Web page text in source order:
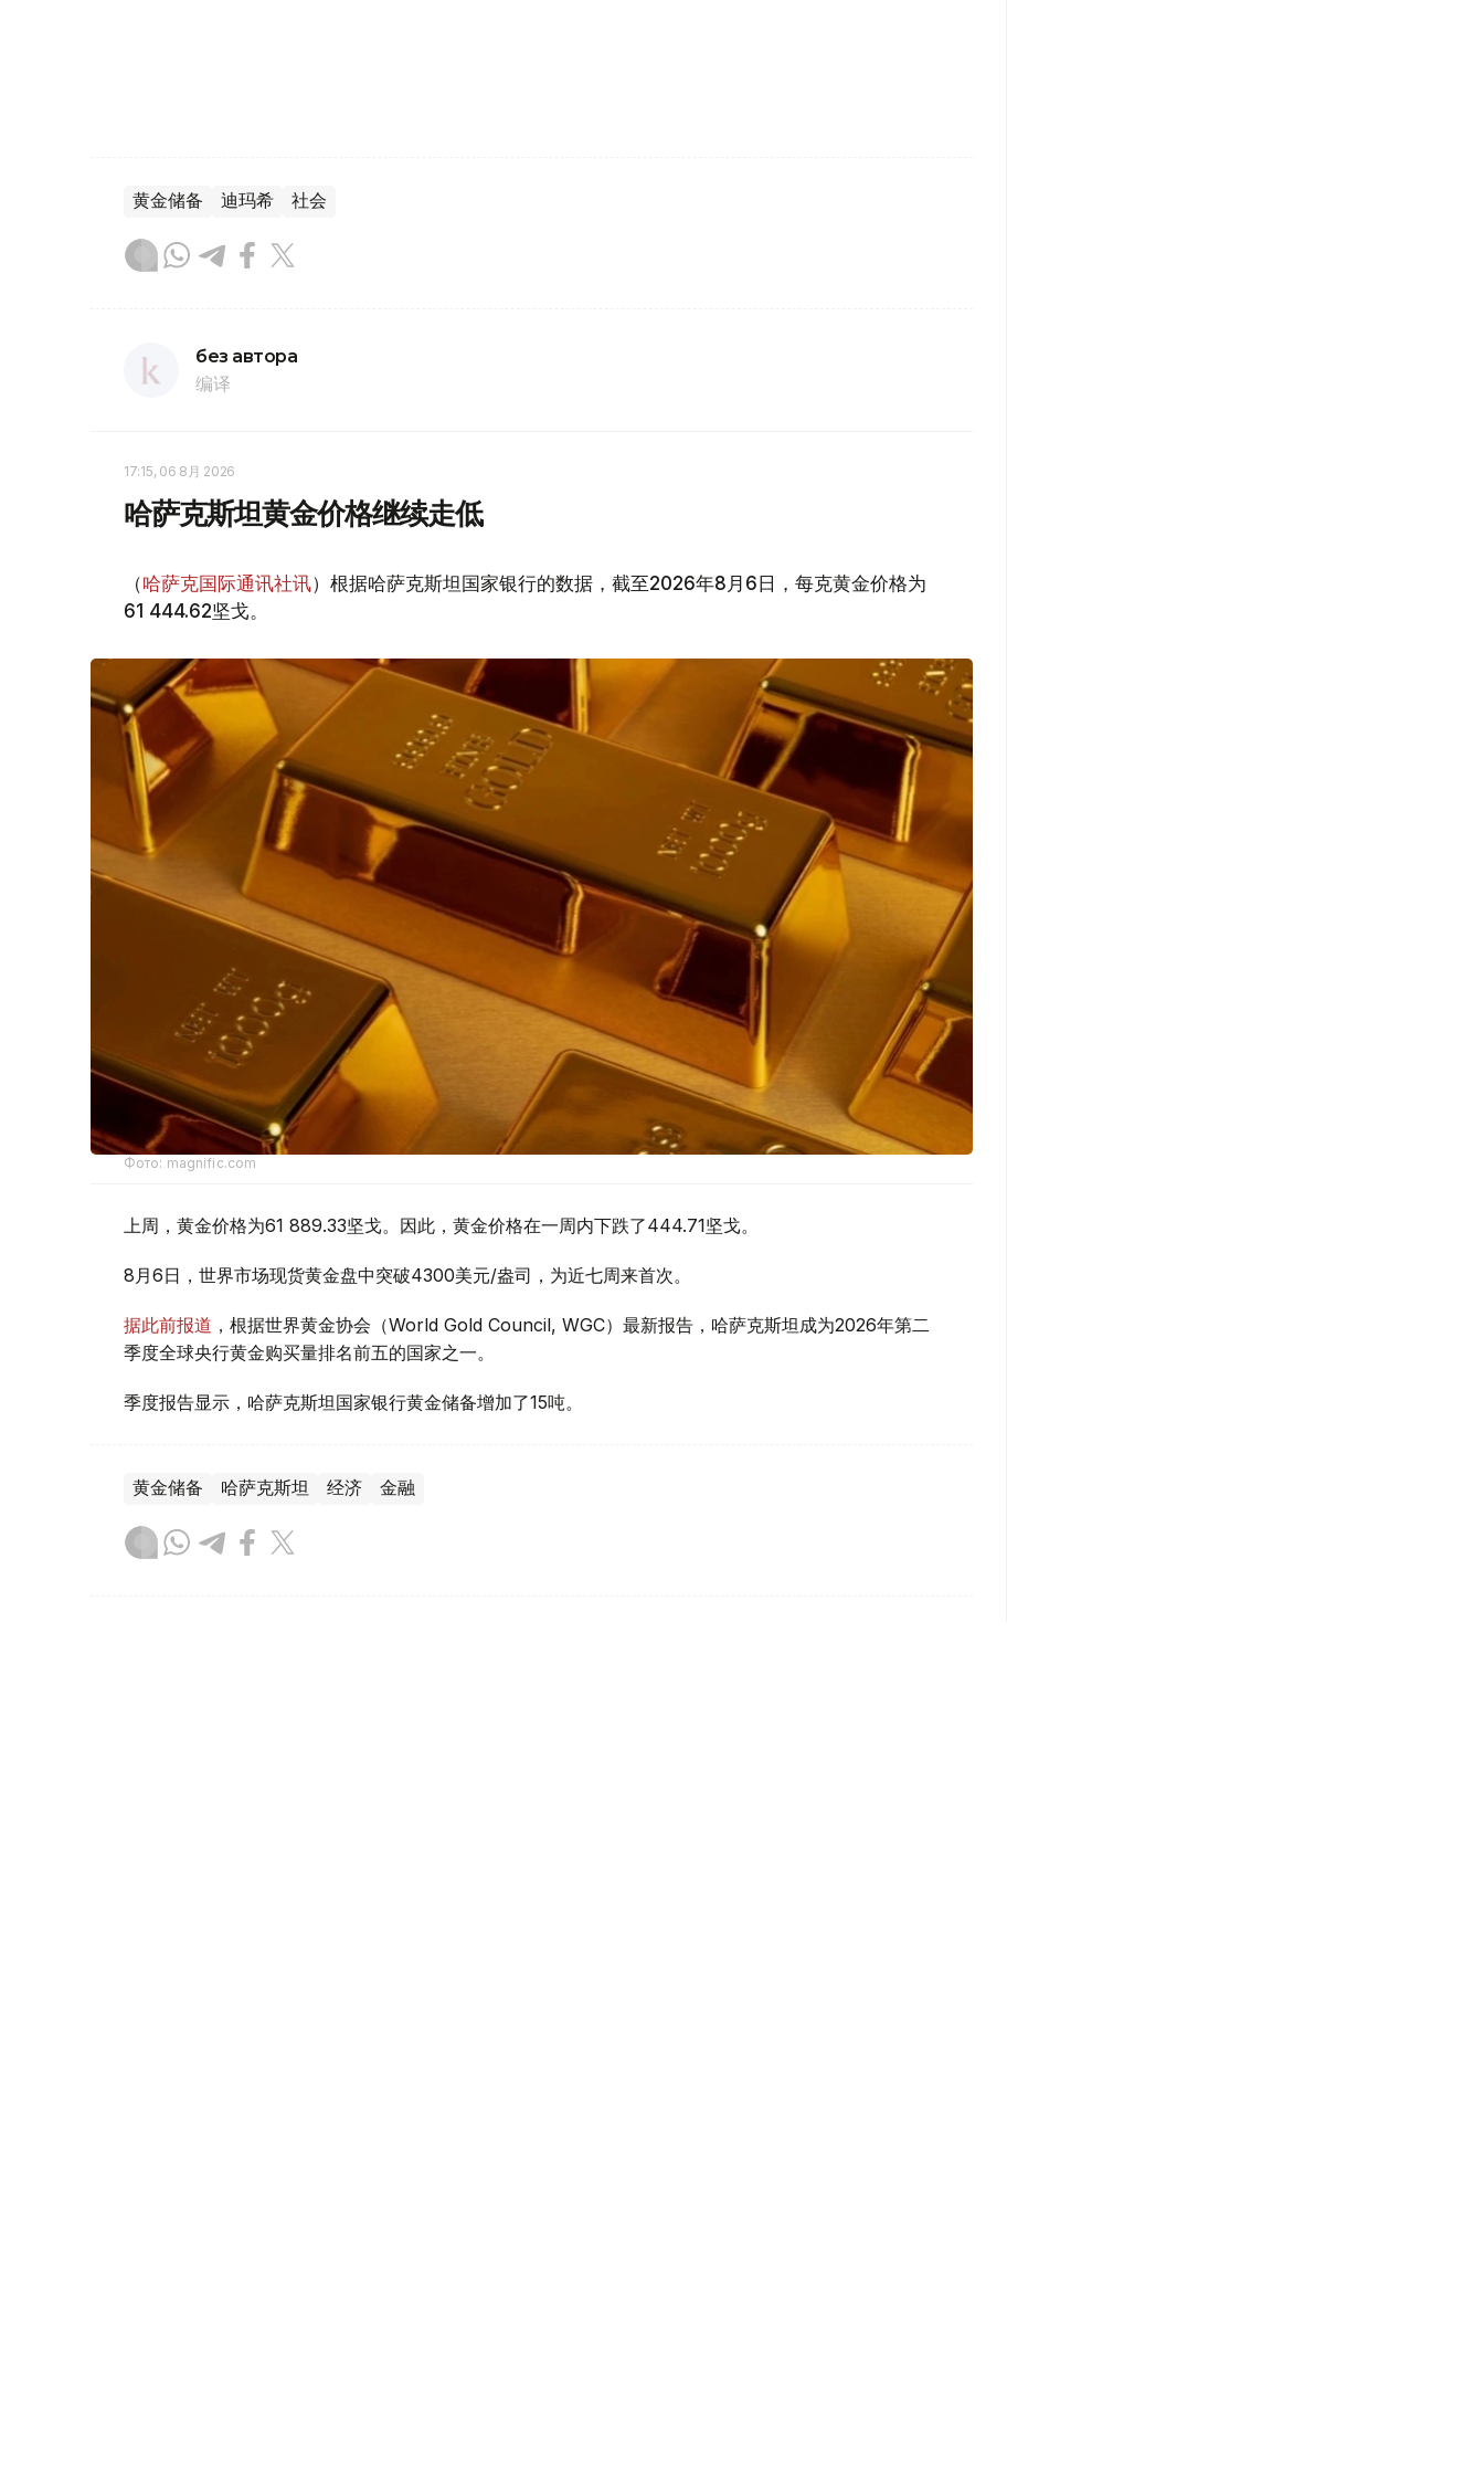
黄金储备 迪玛希 社会
без автора
编译
17:15, 06 8月 2026
哈萨克斯坦黄金价格继续走低
（哈萨克国际通讯社讯）根据哈萨克斯坦国家银行的数据，截至2026年8月6日，每克黄金价格为
61 444.62坚戈。
Фото: magnific.com
上周，黄金价格为61 889.33坚戈。因此，黄金价格在一周内下跌了444.71坚戈。
8月6日，世界市场现货黄金盘中突破4300美元/盎司，为近七周来首次。
据此前报道 ，根据世界黄金协会（World Gold Council, WGC）最新报告，哈萨克斯坦成为2026年第二
季度全球央行黄金购买量排名前五的国家之一。
季度报告显示，哈萨克斯坦国家银行黄金储备增加了15吨。
黄金储备 哈萨克斯坦 经济 金融